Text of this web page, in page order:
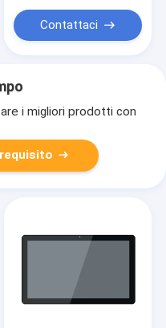
Contattaci
i migliori prodotti con